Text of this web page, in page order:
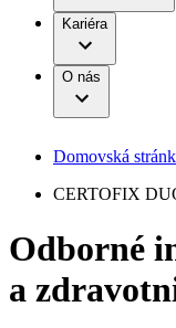
Onemocnění
B. Braun Avitum
Naše kultura
Vaše příležitost​
Média
Kontakt
Kariéra
O nás
Domovská
CERTOFIX
Odborné
a